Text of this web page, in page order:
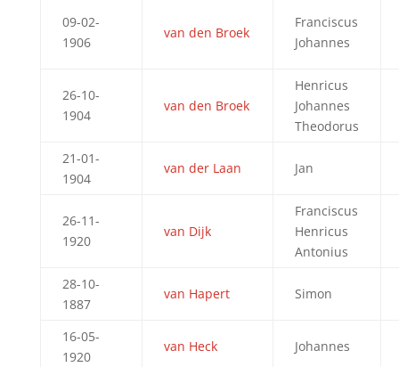
09-02-
1906
van den Broek
Franciscus
Johannes
26-10-
1904
van den Broek
Henricus
Johannes
Theodorus
21-01-
1904
van der Laan Jan
26-11-
1920
van Dijk
Franciscus
Henricus
Antonius
28-10-
1887
van Hapert Simon
16-05-
1920
van Heck Johannes